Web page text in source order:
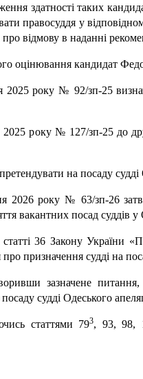
здатності таких
правосуддя у
відмову в наданні
оцінювання кандидат
2025 року № 92/зп-25
2025 року № 127/зп-25 до
на посаду
2026 року № 63/зп-26
вакантних посад суддів у
36 Закону України
призначення судді на
зазначене
судді Одеського
статтями 793, 93, 98,